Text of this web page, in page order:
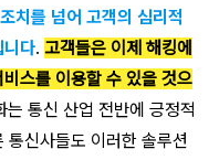
치를 넘어 고객의 심리적
니다. 고객들은 이제 해킹에
스를 이용할 수 있을 것으
통신 산업 전반에 긍정적
통신사들도 이러한 솔루션